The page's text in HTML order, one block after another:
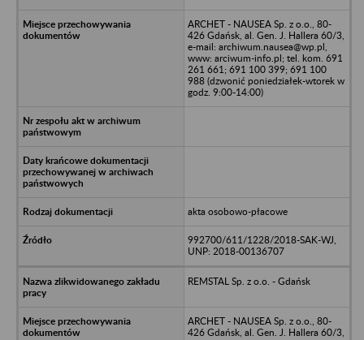
ARCHET - NAUSEA Sp. z o.o., 80-
426 Gdańsk, al. Gen. J. Hallera 60/3,
e-mail: archiwum.nausea@wp.pl,
www: arciwum-info.pl; tel. kom. 691
261 661; 691 100 399; 691 100
988 (dzwonić poniedziałek-wtorek w
godz. 9:00-14:00)
akta osobowo-płacowe
992700/611/1228/2018-SAK-WJ,
UNP: 2018-00136707
REMSTAL Sp. z o.o. - Gdańsk
ARCHET - NAUSEA Sp. z o.o., 80-
426 Gdańsk, al. Gen. J. Hallera 60/3,